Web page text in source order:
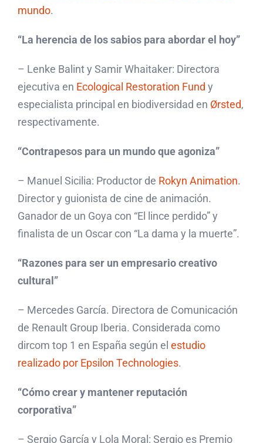
mundo.
“La herencia de los sabios para abordar el hoy”
– Lenke Balint y Samir Whaitaker: Directora
ejecutiva en Ecological Restoration Fund y
especialista principal en biodiversidad en Ørsted,
respectivamente.
“Contrapesos para un mundo que agoniza”
– Manuel Sicilia: Productor de Rokyn Animation.
Director y guionista de cine de animación.
Ganador de un Goya con “El lince perdido” y
finalista de un Oscar con “La dama y la muerte”.
“Razones para ser un empresario creativo
cultural”
– Mercedes García. Directora de Comunicación
de Renault Group Iberia. Considerada como
dircom top 1 en España según el estudio
realizado por Epsilon Technologies.
“Cómo crear y mantener reputación
corporativa”
– Sergio García y Lola Moral: Sergio es Premio